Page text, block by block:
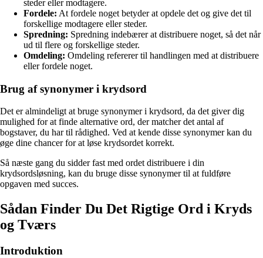
steder eller modtagere.
Fordele: At fordele noget betyder at opdele det og give det til
forskellige modtagere eller steder.
Spredning: Spredning indebærer at distribuere noget, så det når
ud til flere og forskellige steder.
Omdeling: Omdeling refererer til handlingen med at distribuere
eller fordele noget.
Brug af synonymer i krydsord
Det er almindeligt at bruge synonymer i krydsord, da det giver dig
mulighed for at finde alternative ord, der matcher det antal af
bogstaver, du har til rådighed. Ved at kende disse synonymer kan du
øge dine chancer for at løse krydsordet korrekt.
Så næste gang du sidder fast med ordet distribuere i din
krydsordsløsning, kan du bruge disse synonymer til at fuldføre
opgaven med succes.
Sådan Finder Du Det Rigtige Ord i Kryds
og Tværs
Introduktion